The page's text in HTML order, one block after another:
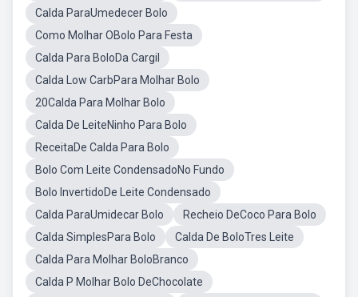
Calda ParaUmedecer Bolo
Como Molhar OBolo Para Festa
Calda Para BoloDa Cargil
Calda Low CarbPara Molhar Bolo
20Calda Para Molhar Bolo
Calda De LeiteNinho Para Bolo
ReceitaDe Calda Para Bolo
Bolo Com Leite CondensadoNo Fundo
Bolo InvertidoDe Leite Condensado
Calda ParaUmidecar Bolo
Recheio DeCoco Para Bolo
Calda SimplesPara Bolo
Calda De BoloTres Leite
Calda Para Molhar BoloBranco
Calda P Molhar Bolo DeChocolate